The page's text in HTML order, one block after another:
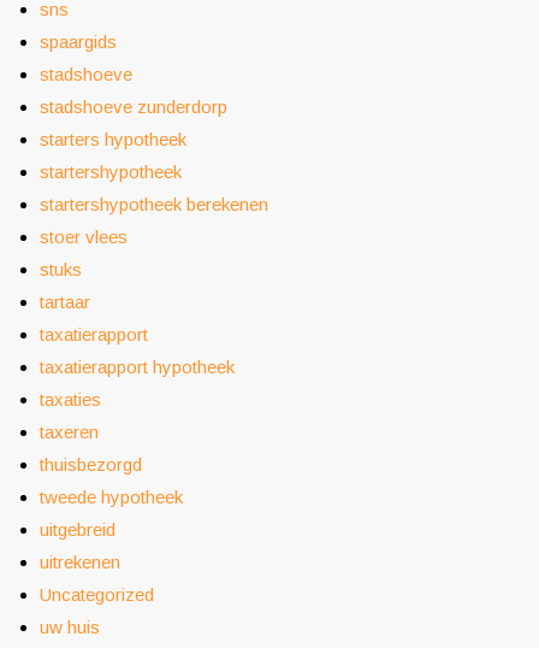
sns
spaargids
stadshoeve
stadshoeve zunderdorp
starters hypotheek
startershypotheek
startershypotheek berekenen
stoer vlees
stuks
tartaar
taxatierapport
taxatierapport hypotheek
taxaties
taxeren
thuisbezorgd
tweede hypotheek
uitgebreid
uitrekenen
Uncategorized
uw huis